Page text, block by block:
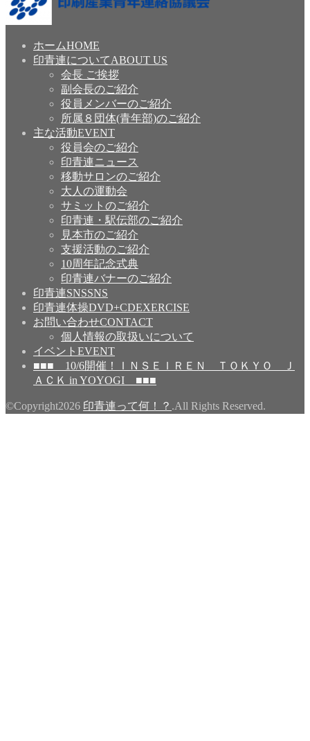
リ
ホームHOME
印青連についてABOUT US
会長 ご挨拶
副会長のご紹介
役員メンバーのご紹介
所属８団体(青年部)のご紹介
主な活動EVENT
役員会のご紹介
印青連ニュース
移動サロンのご紹介
大人の運動会
サミットのご紹介
印青連・駅伝部のご紹介
見本市のご紹介
支援活動のご紹介
10周年記念式典
印青連バナーのご紹介
印青連SNSSNS
印青連体操DVD+CDEXERCISE
お問い合わせCONTACT
個人情報の取扱いについて
イベント EVENT
■■■ 10/6開催！ＩＮＳＥＩＲＥＮ ＴＯＫＹＯ Ｊ
ＡＣＫ in YOYOGI ■■■
©Copyright2026 印青連って何！？ .All Rights Reserved.